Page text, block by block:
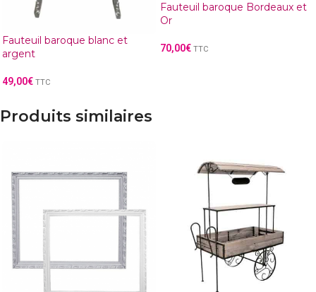
Fauteuil baroque blanc et
argent
49,00€ TTC
Fauteuil baroque Bordeaux et
Or
70,00€ TTC
Produits similaires